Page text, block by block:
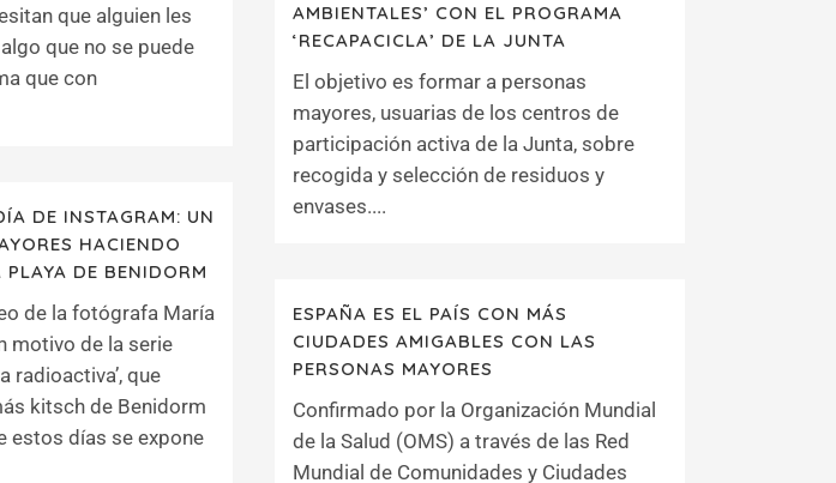
que alguien les
que no se puede
que con
AMBIENTALES’ CON EL PROGRAMA
‘RECAPACICLA’ DE LA JUNTA
El objetivo es formar a personas
mayores, usuarias de los centros de
participación activa de la Junta, sobre
recogida y selección de residuos y
envases....
DE INSTAGRAM: UN
HACIENDO
DE BENIDORM
de la fotógrafa María
motivo de la serie
radioactiva’, que
kitsch de Benidorm
estos días se expone
ESPAÑA ES EL PAÍS CON MÁS
CIUDADES AMIGABLES CON LAS
PERSONAS MAYORES
Confirmado por la Organización Mundial
de la Salud (OMS) a través de las Red
Mundial de Comunidades y Ciudades